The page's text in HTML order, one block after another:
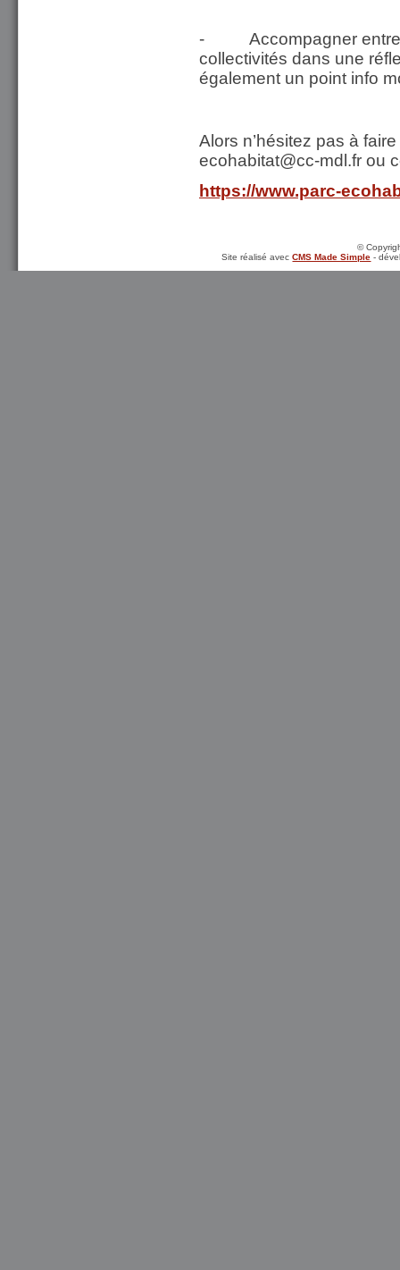
- Accompagner
collectivités dans une
également un point info
Alors n’hésitez pas à
ecohabitat@cc-mdl.fr ou
https://www.parc-
©
Site réalisé avecCMS Made Simple -